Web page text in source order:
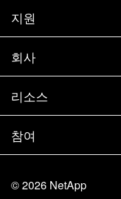
구입 방법
세일즈 팀 연락처
파트너 찾기
경영진 브리핑
제품 소개
지원
지원
교육
설명서
커뮤니티
알아보기
회사
회사
파트너
채용
Trust Center
리소스
뉴스룸
이벤트
블로그
참여
사이트 피드백
©2026 NetApp